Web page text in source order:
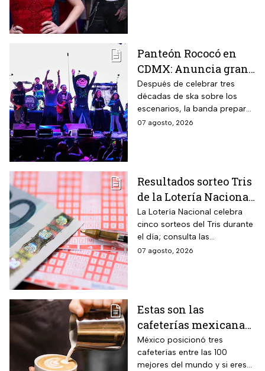
Panteón Rococó en
CDMX: Anuncia gran
cierre de gira en el
Estadio GNP
Después de celebrar tres
décadas de ska sobre los
escenarios, la banda prepara
una última gran fiesta de su
07 agosto, 2026
Resultados sorteo Tris
de la Lotería Nacional
hoy viernes 7 de
agosto 2026: Consulta
los números
ganadores
La Lotería Nacional celebra
cinco sorteos del Tris durante
el día; consulta las
combinaciones ganadoras y
07 agosto, 2026
Estas son las
cafeterías mexicanas
consideradas como las
mejores del mundo
México posicionó tres
cafeterías entre las 100
mejores del mundo y si eres